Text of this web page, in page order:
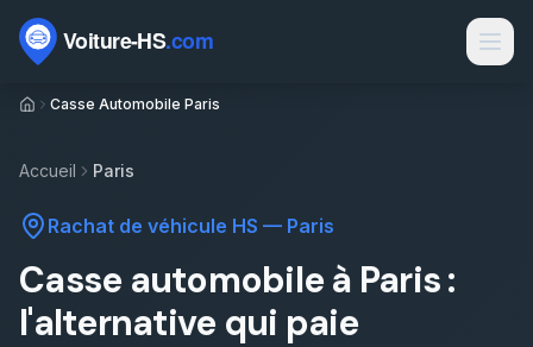
Passer au contenu
Marques Contact
Rachat épave
Épaviste par ville
Casse Automobile Paris
Accueil Paris
Rachat de véhicule HS — Paris
Casse automobile à Paris :
l'alternative qui paie